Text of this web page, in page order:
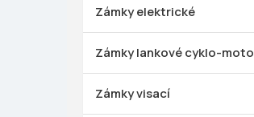
Zámky elektrické
Zámky lankové cyklo-moto
Zámky visací